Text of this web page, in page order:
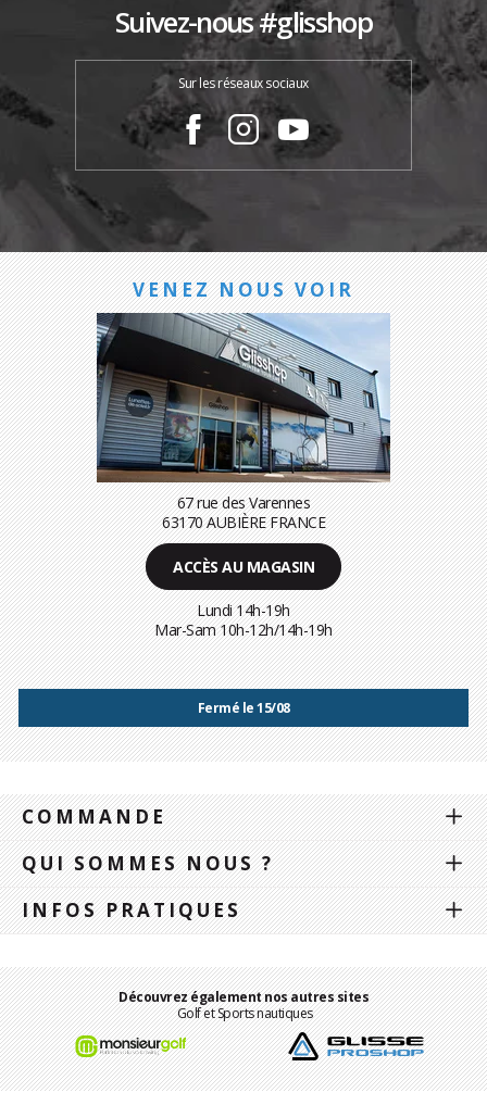
Suivez-nous #glisshop
Sur les réseaux sociaux
VENEZ NOUS VOIR
67 rue des Varennes
63170 AUBIÈRE FRANCE
ACCÈS AU MAGASIN
Lundi 14h-19h
Mar-Sam 10h-12h/14h-19h
Fermé le 15/08
COMMANDE
QUI SOMMES NOUS ?
INFOS PRATIQUES
Découvrez également nos autres sites
Golf et Sports nautiques